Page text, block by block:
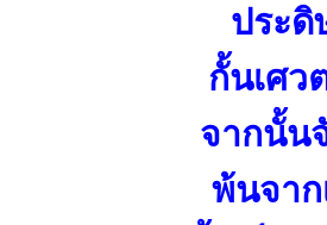
ประดิ
กั้นเศว
จากนั้น
พ้นจาก